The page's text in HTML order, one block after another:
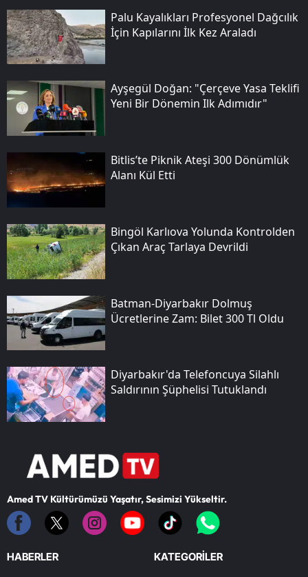
Palu Kayalıkları Profesyonel Dağcılık
İçin Kapılarını İlk Kez Araladı
Ayşegül Doğan: "çerçeve Yasa Teklifi
Yeni Bir Dönemin Ilk Adımıdır"
Bitlis’te Piknik Ateşi 300 Dönümlük
Alanı Kül Etti
Bingöl Karlıova Yolunda Kontrolden
Çıkan Araç Tarlaya Devrildi
Batman-Diyarbakır Dolmuş
Ücretlerine Zam: Bilet 300 Tl Oldu
Diyarbakır'da Telefoncuya Silahlı
Saldırının Şüphelisi Tutuklandı
Amed TV Kültürümüzü Yaşatır, Sesimizi Yükseltir.
HABERLER KATEGORİLER